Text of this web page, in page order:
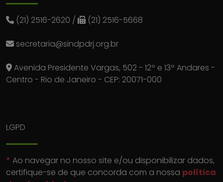
(21) 2516-2620 / (21) 2516-5668
secretaria@sindpdrj.org.br
Avenida Presidente Vargas, 502 - 12º e 13º Andares -
Centro - Rio de Janeiro - CEP: 20071-000
LGPD
* Ao navegar no nosso site e/ou disponibilizar dados,
certifique-se de que concorda com a nossa política